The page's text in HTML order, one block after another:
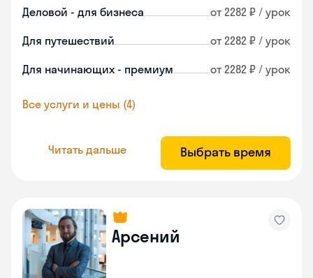
Деловой - для бизнеса от 2282 ₽ / урок
Для путешествий от 2282 ₽ / урок
Для начинающих - премиум от 2282 ₽ / урок
Все услуги и цены (4)
Читать дальше Выбрать время
Арсений